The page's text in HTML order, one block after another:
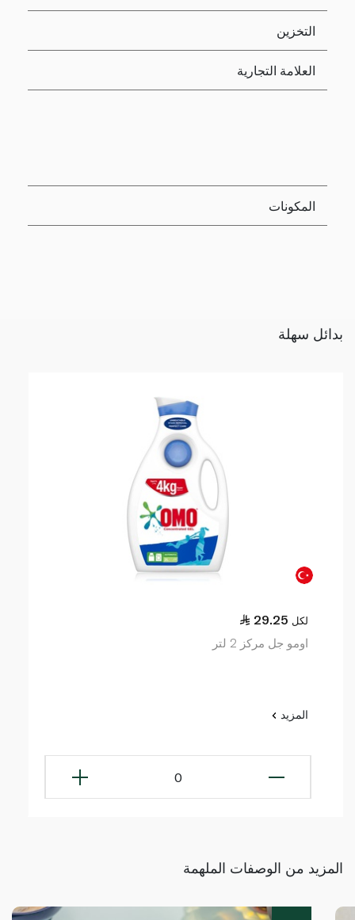
التخزين
العلامة التجارية
المكونات
بدائل سهلة
29.25 لكل
اومو جل مركز 2 لتر
المزيد
0
المزيد من الوصفات الملهمة